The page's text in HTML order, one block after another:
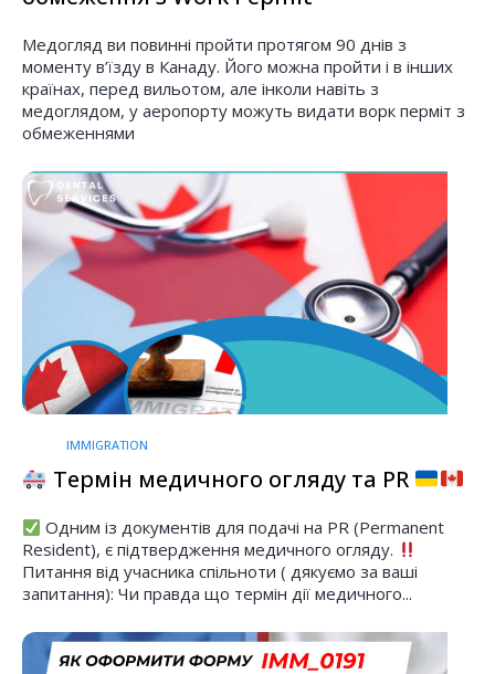
Медогляд ви повинні пройти протягом 90 днів з
моменту в’їзду в Канаду. Його можна пройти і в інших
країнах, перед вильотом, але інколи навіть з
медоглядом, у аеропорту можуть видати ворк перміт з
обмеженнями
IMMIGRATION
Термін медичного огляду та PR
Одним із документів для подачі на PR (Permanent
Resident), є підтвердження медичного огляду.
Питання від учасника спільноти ( дякуємо за ваші
запитання): Чи правда що термін дії медичного...